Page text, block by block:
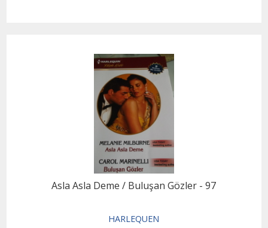
Asla Asla Deme / Buluşan Gözler - 97
HARLEQUEN